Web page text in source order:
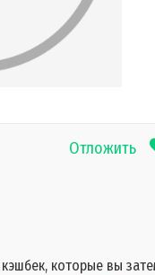
Отложить
кэшбек, которые вы